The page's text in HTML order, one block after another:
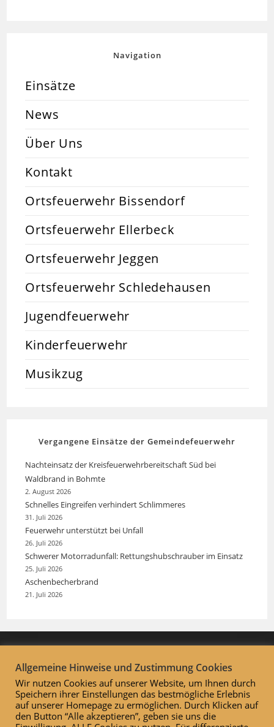
Navigation
Einsätze
News
Über Uns
Kontakt
Ortsfeuerwehr Bissendorf
Ortsfeuerwehr Ellerbeck
Ortsfeuerwehr Jeggen
Ortsfeuerwehr Schledehausen
Jugendfeuerwehr
Kinderfeuerwehr
Musikzug
Vergangene Einsätze der Gemeindefeuerwehr
Nachteinsatz der Kreisfeuerwehrbereitschaft Süd bei
Waldbrand in Bohmte
2. August 2026
Schnelles Eingreifen verhindert Schlimmeres
31. Juli 2026
Feuerwehr unterstützt bei Unfall
26. Juli 2026
Schwerer Motorradunfall: Rettungshubschrauber im Einsatz
25. Juli 2026
Aschenbecherbrand
21. Juli 2026
Allgemeine Hinweise und Zustimmung Cookies
Wir nutzen Cookies auf unserer Website, um Ihnen durch
Speichern ihrer Einstellungen das bestmögliche Erlebnis
auf unserer Homepage zu ermöglichen. Durch Klicken auf
den Button “Alle akzeptieren”, geben sie uns die